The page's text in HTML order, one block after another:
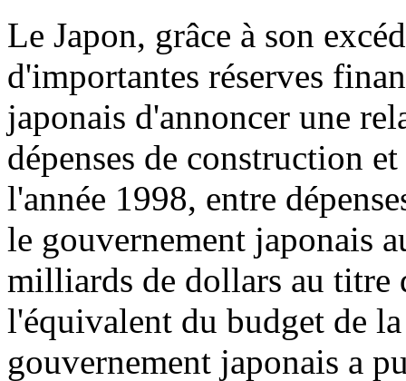
Le Japon, grâce à son
d'importantes réserves
japonais d'annoncer une
dépenses de construction
l'année 1998, entre
le gouvernement japonais
milliards de dollars au titre
l'équivalent du budget de
gouvernement japonais a